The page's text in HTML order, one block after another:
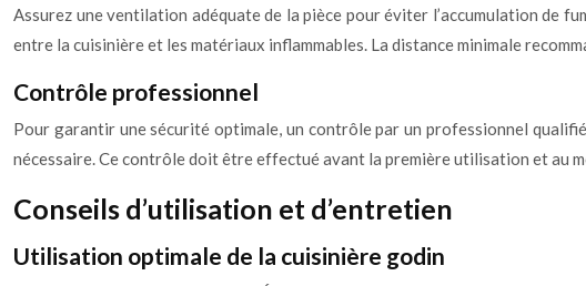
Assurez une ventilation adéquate de la pièce pour éviter l’accumulation de
entre la cuisinière et les matériaux inflammables. La distance minimale
Contrôle professionnel
Pour garantir une sécurité optimale, un contrôle par un professionnel
nécessaire. Ce contrôle doit être effectué avant la première utilisation et au
Conseils d’utilisation et d’entretien
Utilisation optimale de la cuisinière godin